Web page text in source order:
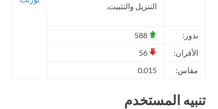
التنزيل والتثبيت.
بذور:
الأقران:
مقاس:
0.015
تنبيه المستخدم